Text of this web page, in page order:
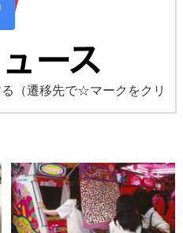
（遷移先で☆マークをクリ